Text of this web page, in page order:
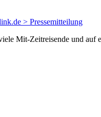
> Pressemitteilung
Mit-Zeitreisende und auf